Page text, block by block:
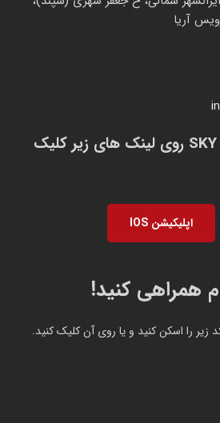
برای دانلود اپلیکیشن SKY روی لینک های زیر کلیک
اپلیکیشن IOS
همراهی کنید!